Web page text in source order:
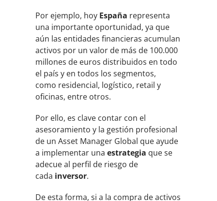
Por ejemplo, hoy España representa
una importante oportunidad, ya que
aún las entidades financieras acumulan
activos por un valor de más de 100.000
millones de euros distribuidos en todo
el país y en todos los segmentos,
como residencial, logístico, retail y
oficinas, entre otros.
Por ello, es clave contar con el
asesoramiento y la gestión profesional
de un Asset Manager Global que ayude
a implementar unaestrategia que se
adecue al perfil de riesgo de
cada inversor.
De esta forma, si a la compra de activos